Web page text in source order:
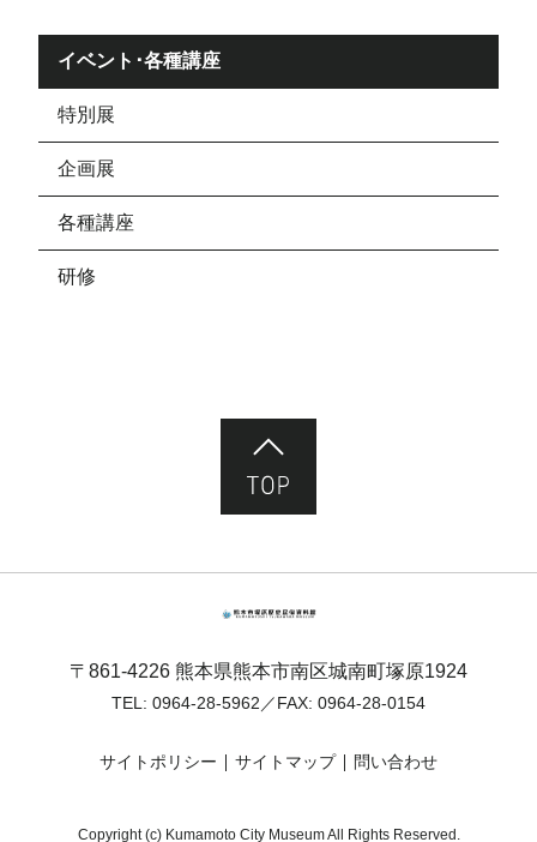
イベント･各種講座
特別展
企画展
各種講座
研修
〒861-4226 熊本県熊本市南区城南町塚原1924
TEL: 0964-28-5962 ／FAX: 0964-28-0154
サイトポリシー サイトマップ 問い合わせ
Copyright (c) Kumamoto City Museum All Rights Reserved.